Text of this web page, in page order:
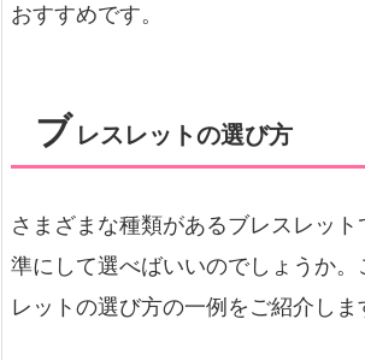
おすすめです。
ブ レスレットの選び方
さまざまな種類があるブレスレッ
準にして選べばいいのでしょうか。
レットの選び方の一例をご紹介しま